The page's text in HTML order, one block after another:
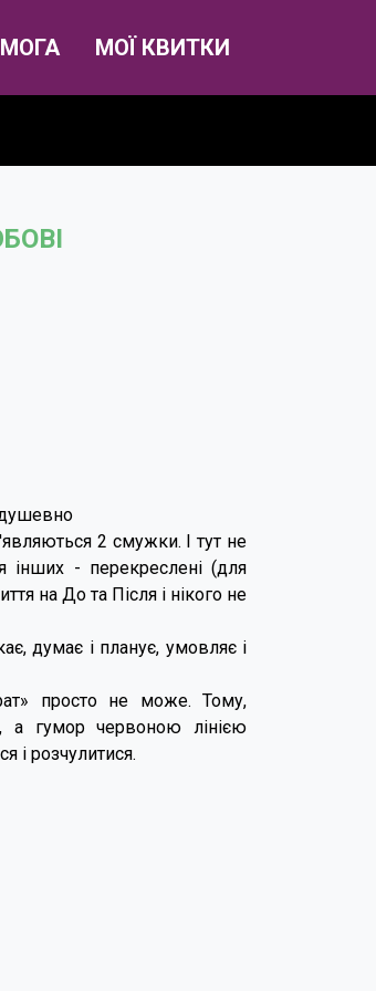
МОЇ КВИТКИ
душевно
2 смужки. І тут не
- перекреслені (для
на До та Після і нікого не
думає і планує, умовляє і
просто не може. Тому,
а гумор червоною лінією
і розчулитися.